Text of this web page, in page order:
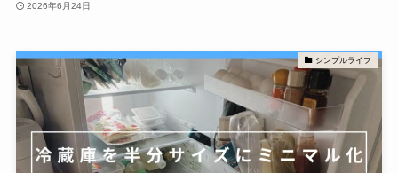
2026年6月24日
シンプルライフ